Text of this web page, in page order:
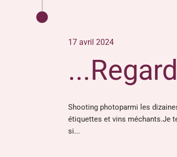
17 avril 2024
Shooting photoparmi les
étiquettes et vins méchants.Je
si...